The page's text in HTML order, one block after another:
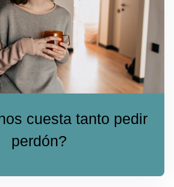
cuesta tanto pedir
perdón?